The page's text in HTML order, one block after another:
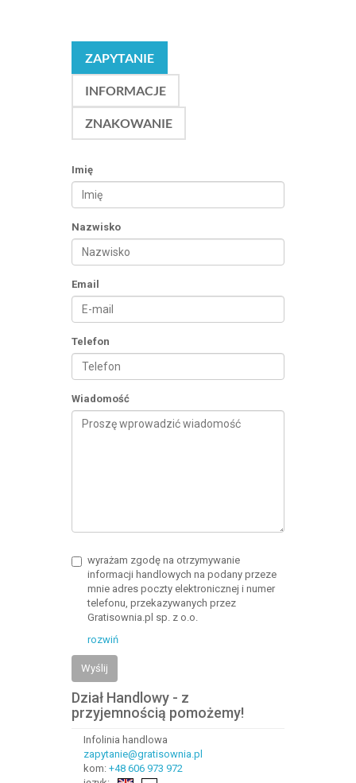
ZAPYTANIE
INFORMACJE
ZNAKOWANIE
Imię
Nazwisko
Email
Telefon
Wiadomość
wyrażam zgodę na otrzymywanie
informacji handlowych na podany przeze
mnie adres poczty elektronicznej i numer
telefonu, przekazywanych przez
Gratisownia.pl sp. z o.o.
rozwiń
Wyślij
Dział Handlowy - z
przyjemnością pomożemy!
Infolinia handlowa
zapytanie@gratisownia.pl
kom: +48 606 973 972